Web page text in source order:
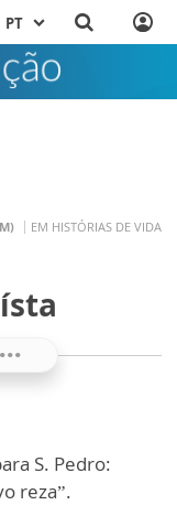
PT
EM HISTÓRIAS DE VIDA
S. Pedro:
reza”.